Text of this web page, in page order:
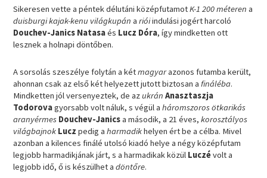
Sikeresen vette a péntek délutáni középfutamotK-1 200 méteren a
duisburgi kajak-kenu világkupán arióiindulási jogért harcoló
Douchev-Janics Natasaés Lucz Dóra, így mindketten ott
lesznek a holnapi döntőben.
A sorsolás szeszélye folytán a kétmagyarazonos futamba került,
ahonnan csak az első két helyezett jutott biztosan afináléba.
Mindketten jól versenyeztek, de azukrán Anasztaszja
Todorovagyorsabb volt náluk, s végül aháromszoros ötkarikás
aranyérmes Douchev-Janicsa második, a 21 éves,korosztályos
világbajnok Lucz pedig aharmadikhelyen ért be a célba. Mivel
azonban a kilences finálé utolsó kiadó helye a négy középfutam
legjobb harmadikjának járt, s a harmadikak közül Luczévolt a
legjobb idő, ő is készülhet adöntőre.